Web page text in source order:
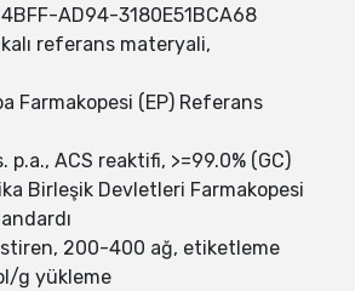
AD94-3180E51BCA68
referans materyali,
Farmakopesi (EP) Referans
p.a., ACS reaktifi, >=99.0% (GC)
Birleşik Devletleri Farmakopesi
200-400 ağ, etiketleme
g yükleme